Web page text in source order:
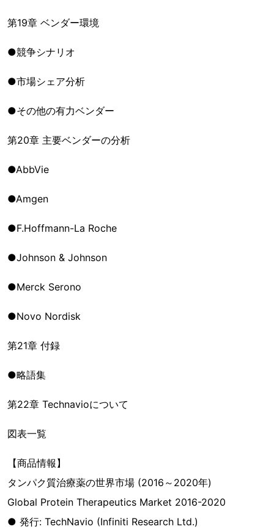
第19章 ベンダー環境
●競争シナリオ
●市場シェア分析
●その他の有力ベンダー
第20章 主要ベンダーの分析
●AbbVie
●Amgen
●F.Hoffmann-La Roche
●Johnson & Johnson
●Merck Serono
●Novo Nordisk
第21章 付録
●略語集
第22章 Technavioについて
図表一覧
【商品情報】
タンパク質治療薬の世界市場 (2016～2020年)
Global Protein Therapeutics Market 2016-2020
● 発行: TechNavio (Infiniti Research Ltd.)